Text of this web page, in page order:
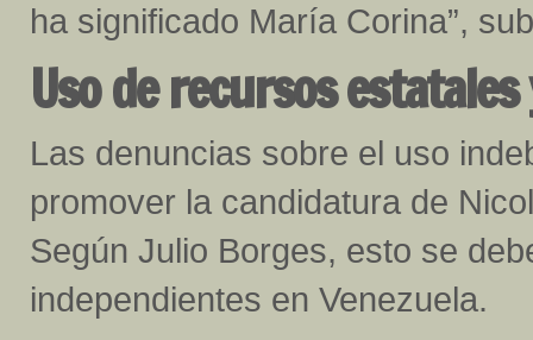
ha significado María Corina”,
Uso de recursos
Las denuncias sobre el uso
promover la candidatura de
Según Julio Borges, esto se
independientes en Venezuela.